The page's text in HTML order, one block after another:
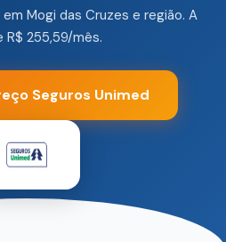
Mogi das Cruzes e região. A
R$ 255,59/mês.
Seguros Unimed